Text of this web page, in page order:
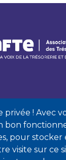
privée ! Avec
bon
pour stocker
visite sur ce